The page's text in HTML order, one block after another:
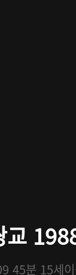
교
45분 15세